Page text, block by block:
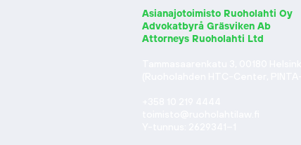
Asianajotoimisto Ruoholahti Oy
Advokatbyrå Gräsviken Ab
Attorneys Ruoholahti Ltd